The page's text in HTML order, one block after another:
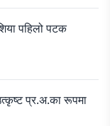
पहिलो पटक
प्र.अ.का रूपमा